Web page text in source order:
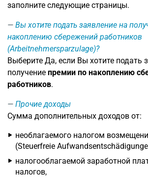
заполните следующие страницы.
Вы хотите подать заявление на
накоплению сбережений работников
(Arbeitnehmersparzulage)?
Выберите Да, если Вы хотите подать
получение премии по накоплению
работников.
Прочие доходы
Сумма дополнительных доходов от:
необлагаемого налогом
(Steuerfreie
налогооблагаемой заработной
налогов,